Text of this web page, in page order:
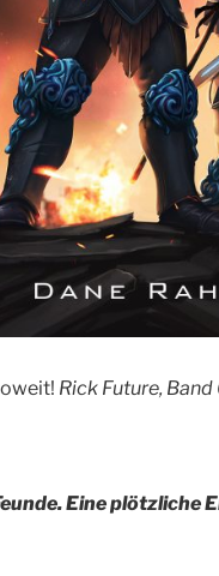
Rick Future,
Eine plötzliche